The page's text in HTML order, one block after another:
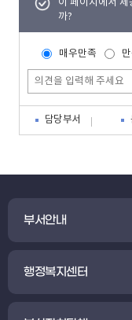
이 페이지에서 제
까?
매우만족
담당부서
부서안내
행정복지센터